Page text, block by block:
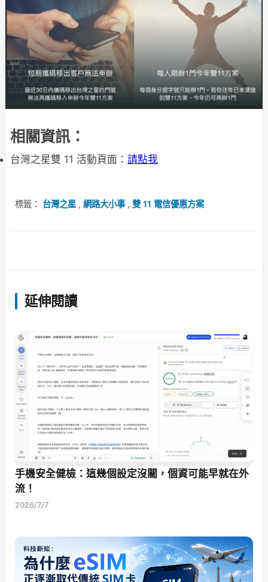
相關資訊：
台灣之星雙 11 活動頁面： 請點我
標籤： 台灣之星 , 網路大小事, 雙 11 電信優惠方案
延伸閱讀
手機安全健檢：這幾個設定沒關，個資可能早就在外
流！
2026/7/7